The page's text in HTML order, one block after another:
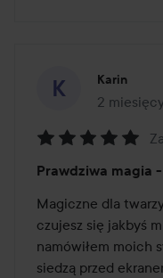
Karin
2
Post
5
z
5
Prawdziwa magia
Magiczne dla
czujesz się jakbyś
namówiłem moich
siedzą przed